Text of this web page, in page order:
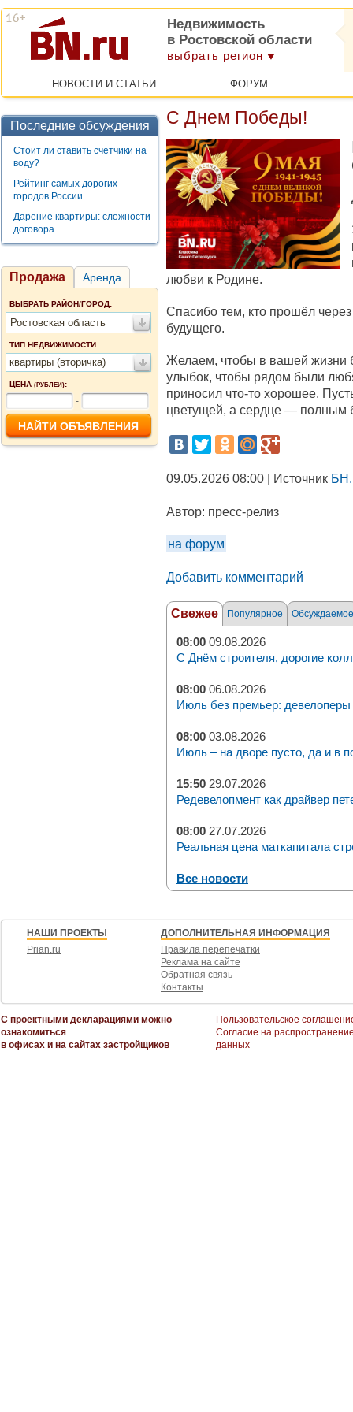
Недвижимость
в Ростовской области
выбрать регион
НОВОСТИ И СТАТЬИ ФОРУМ
Последние обсуждения
Стоит ли ставить счетчики на
воду?
Рейтинг самых дорогих
городов России
Дарение квартиры: сложности
договора
Продажа Аренда
ВЫБРАТЬ РАЙОН/ГОРОД:
Ростовская область
ТИП НЕДВИЖИМОСТИ:
квартиры (вторичка)
ЦЕНА (РУБЛЕЙ):
-
С Днем Победы!
любви к Родине.
Спасибо тем, кто прошёл
будущего.
Желаем, чтобы в вашей жизни
улыбок, чтобы рядом были
приносил что‑то хорошее.
цветущей, а сердце — полным
09.05.2026 08:00 | Источник
Автор: пресс-релиз
на форум
Добавить комментарий
Свежее Популярное Обсуждаемое
08:00 09.08.2026
С Днём строителя, дорогие
08:00 06.08.2026
Июль без премьер: девелоперы
08:00 03.08.2026
Июль – на дворе пусто, да и в
15:50 29.07.2026
Редевелопмент как драйвер
08:00 27.07.2026
Реальная цена маткапитала
Все новости
НАШИ ПРОЕКТЫ
Prian.ru
ДОПОЛНИТЕЛЬНАЯ ИНФОРМАЦИЯ
Правила перепечатки
Реклама на сайте
Обратная связь
Контакты
С проектными декларациями можно
ознакомиться
в офисах и на сайтах застройщиков
Пользовательское
Согласие на
данных